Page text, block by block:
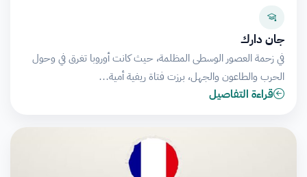
جان دارك
في زحمة العصور الوسطى المظلمة، حيث كانت أوروبا تغرق في وحول
الحرب والطاعون والجهل، برزت فتاة ريفية أمية…
قراءة التفاصيل